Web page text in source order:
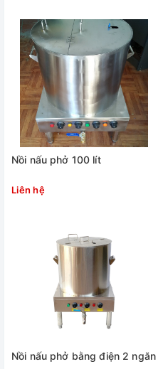
Nồi nấu phở 100 lít
Liên hệ
Nồi nấu phở bằng điện 2 ngăn